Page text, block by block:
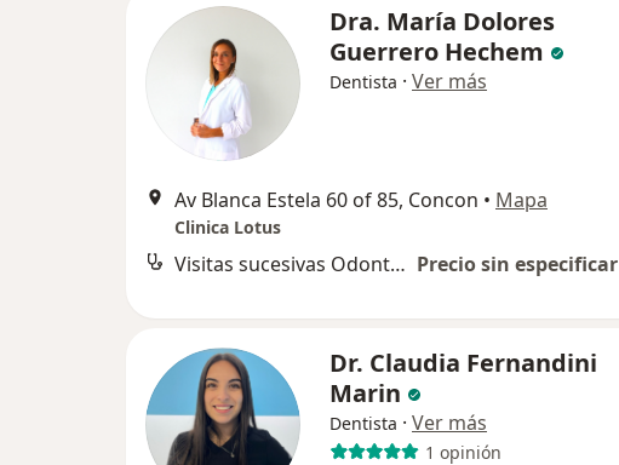
Dra. María Dolores
Guerrero Hechem
Dentista · Ver más
Av Blanca Estela 60 of 85, Concon • Mapa
Clinica Lotus
Visitas sucesivas Odontología Precio sin especificar
Dr. Claudia Fernandini
Marin
Dentista · Ver más
1 opinión